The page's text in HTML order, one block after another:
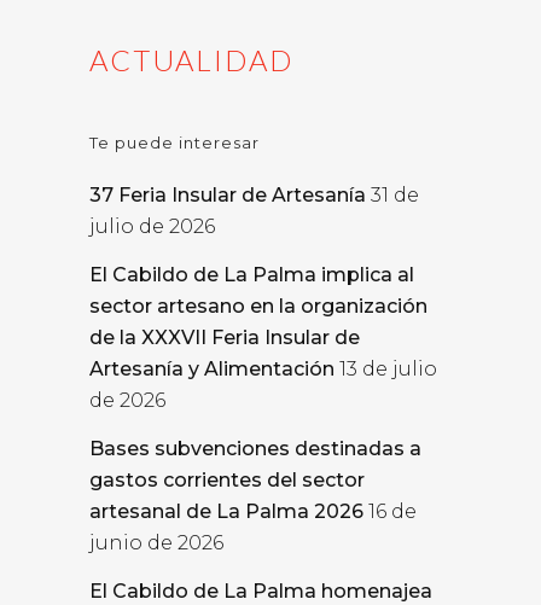
ACTUALIDAD
Te puede interesar
37 Feria Insular de Artesanía 31 de
julio de 2026
El Cabildo de La Palma implica al
sector artesano en la organización
de la XXXVII Feria Insular de
Artesanía y Alimentación 13 de julio
de 2026
Bases subvenciones destinadas a
gastos corrientes del sector
artesanal de La Palma 2026 16 de
junio de 2026
El Cabildo de La Palma homenajea